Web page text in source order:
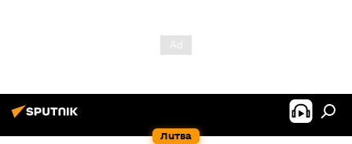
Литва